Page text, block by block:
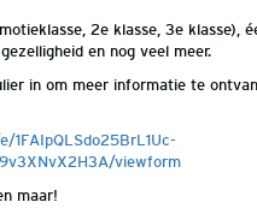
2e klasse, 3e klasse),
en nog veel meer.
in om meer informatie te
1FAIpQLSdo25BrL1Uc-
viewform
maar!